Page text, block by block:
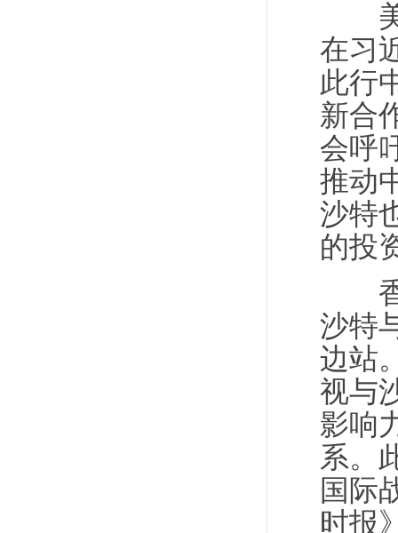
美
在习
此行
新合
会呼
推动
沙特
的投
香
沙特
边站
视与
影响
系。
国际
时报